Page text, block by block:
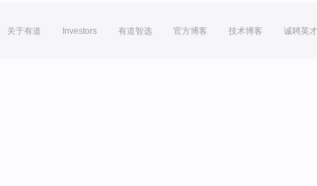
关于有道 Investors 有道智选 官方博客 技术博客 诚聘英才